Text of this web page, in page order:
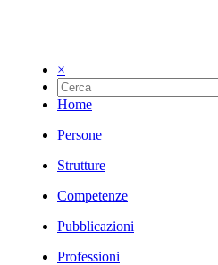
×
Home
Persone
Strutture
Competenze
Pubblicazioni
Professioni